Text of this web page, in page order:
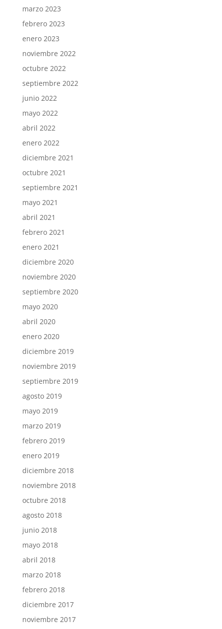
marzo 2023
febrero 2023
enero 2023
noviembre 2022
octubre 2022
septiembre 2022
junio 2022
mayo 2022
abril 2022
enero 2022
diciembre 2021
octubre 2021
septiembre 2021
mayo 2021
abril 2021
febrero 2021
enero 2021
diciembre 2020
noviembre 2020
septiembre 2020
mayo 2020
abril 2020
enero 2020
diciembre 2019
noviembre 2019
septiembre 2019
agosto 2019
mayo 2019
marzo 2019
febrero 2019
enero 2019
diciembre 2018
noviembre 2018
octubre 2018
agosto 2018
junio 2018
mayo 2018
abril 2018
marzo 2018
febrero 2018
diciembre 2017
noviembre 2017